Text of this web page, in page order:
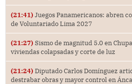
(21:41) Juegos Panamericanos: abren
de Voluntariado Lima 2027
(21:27) Sismo de magnitud 5.0 en
viviendas colapsadas y corte de luz
(21:24) Diputado Carlos Domínguez
destrabar obras y mayor control en